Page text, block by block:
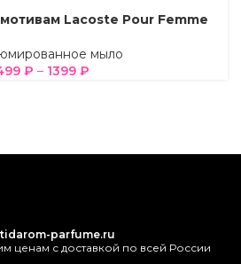
Lacoste Pour Femme
мыло
₽ – 1399 ₽
parfume.ru
ценам с доставкой по всей России